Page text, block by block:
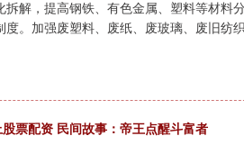
拆解，提高钢铁、有色金属、塑料等材料
度。加强废塑料、废纸、废玻璃、废旧纺
票配资 民间故事：帝王点醒斗富者